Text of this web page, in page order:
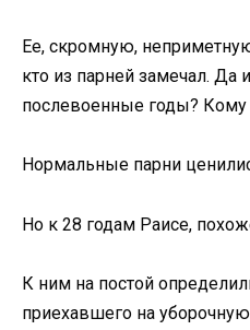
Ее, скромную,
кто из парней замечал. Да
послевоенные годы? Кому
Нормальные парни
Но к 28 годам Раисе,
К ним на постой
приехавшего на